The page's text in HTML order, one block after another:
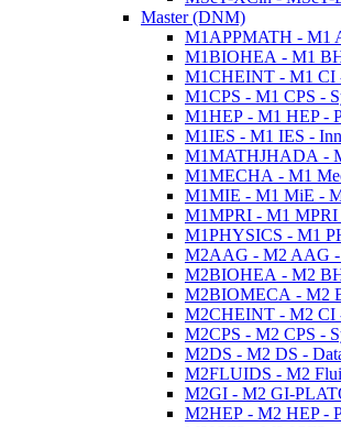
Master (DNM)
M1APPMATH - M1
M1BIOHEA - M1
M1CHEINT - M1 CI
M1CPS - M1 CPS -
M1HEP - M1 HEP -
M1IES - M1 IES -
M1MATHJHADA -
M1MECHA - M1
M1MIE - M1 MiE -
M1MPRI - M1 MPRI
M1PHYSICS - M1
M2AAG - M2 AAG -
M2BIOHEA - M2
M2BIOMECA - M2
M2CHEINT - M2 CI
M2CPS - M2 CPS -
M2DS - M2 DS -
M2FLUIDS - M2
M2GI - M2 GI-
M2HEP - M2 HEP -